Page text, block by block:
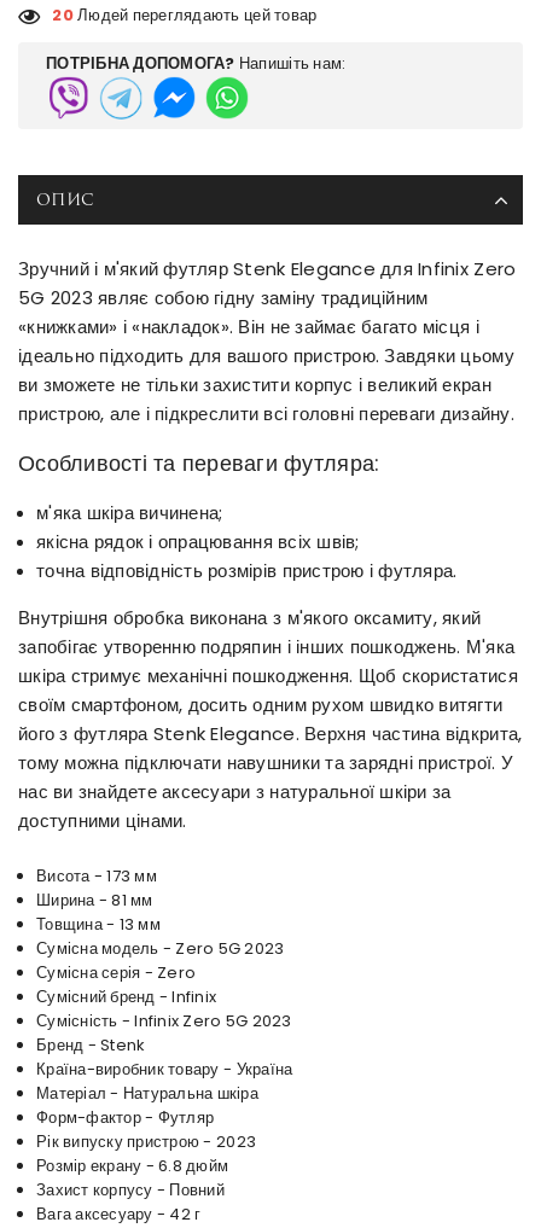
20Людей переглядають цей товар
ПОТРІБНА ДОПОМОГА? Напишіть нам:
ОПИС
Зручний і м'який футляр Stenk Elegance для Infinix Zero
5G 2023 являє собою гідну заміну традиційним
«книжками» і «накладок». Він не займає багато місця і
ідеально підходить для вашого пристрою. Завдяки цьому
ви зможете не тільки захистити корпус і великий екран
пристрою, але і підкреслити всі головні переваги дизайну.
Особливості та переваги футляра:
м'яка шкіра вичинена;
якісна рядок і опрацювання всіх швів;
точна відповідність розмірів пристрою і футляра.
Внутрішня обробка виконана з м'якого оксамиту, який
запобігає утворенню подряпин і інших пошкоджень. М'яка
шкіра стримує механічні пошкодження. Щоб скористатися
своїм смартфоном, досить одним рухом швидко витягти
його з футляра Stenk Elegance. Верхня частина відкрита,
тому можна підключати навушники та зарядні пристрої. У
нас ви знайдете аксесуари з натуральної шкіри за
доступними цінами.
Висота - 173 мм
Ширина - 81 мм
Товщина - 13 мм
Сумісна модель - Zero 5G 2023
Сумісна серія - Zero
Сумісний бренд - Infinix
Сумісність - Infinix Zero 5G 2023
Бренд - Stenk
Країна-виробник товару - Україна
Матеріал - Натуральна шкіра
Форм-фактор - Футляр
Рік випуску пристрою - 2023
Розмір екрану - 6.8 дюйм
Захист корпусу - Повний
Вага аксесуару - 42 г